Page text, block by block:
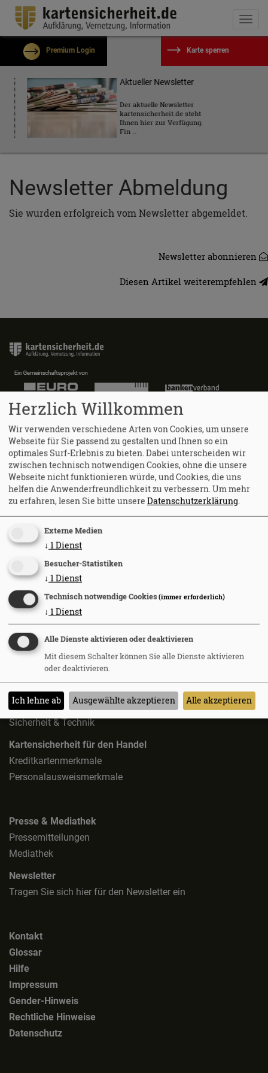
Premium Login
Eingeloggt bleiben?
Einloggen
Karte sperren
Aktueller Newsletter
Der aktuelle Newsletter
kartensicherheit.de steht
Ihnen hier zur Verfügung.
Fin …
Newsletter Abmeldung
Sie wurden erfolgreich vom Newsletter abgemeldet.
Newsletter abonnieren
Diesen Artikel weiterempfehlen
Aktuelles
Alle Artikel
Aktueller Newsletter
Karte sperren
Sicherer Umgang mit Karte und PIN
Diebstahl, Manipulation am Geldautomaten
Legitimationsverfahren
Gerichtsurteile
Zahlungsverfahren
Bezahlen im Internet
Bezahlen im Handel
Bezahlen auf Reisen
Sicherheit & Technik
Kartensicherheit für den Handel
Kreditkartenmerkmale
Personalausweismerkmale
Presse & Mediathek
Pressemitteilungen
Mediathek
Newsletter
Tragen Sie sich hier für den Newsletter ein
Kontakt
Glossar
Hilfe
Impressum
Gender-Hinweis
Rechtliche Hinweise
Datenschutz
Herzlich Willkommen
Wir verwenden verschiedene Arten von Cookies, um unsere
Webseite für Sie passend zu gestalten und Ihnen so ein
optimales Surf-Erlebnis zu bieten. Dabei unterscheiden wir
zwischen technisch notwendigen Cookies, ohne die unsere
Webseite nicht funktionieren würde, und Cookies, die uns
helfen die Anwenderfreundlichkeit zu verbessern.Um mehr
zu erfahren, lesen Sie bitte unsere Datenschutzerklärung.
Externe Medien
↓ 1Dienst
Besucher-Statistiken
↓ 1Dienst
Technisch notwendige Cookies(immer erforderlich)
↓ 1 Dienst
Alle Dienste aktivieren oder deaktivieren
Mit diesem Schalter können Sie alle Dienste aktivieren
oder deaktivieren.
Ich lehne ab Ausgewählte akzeptieren Alle akzeptieren